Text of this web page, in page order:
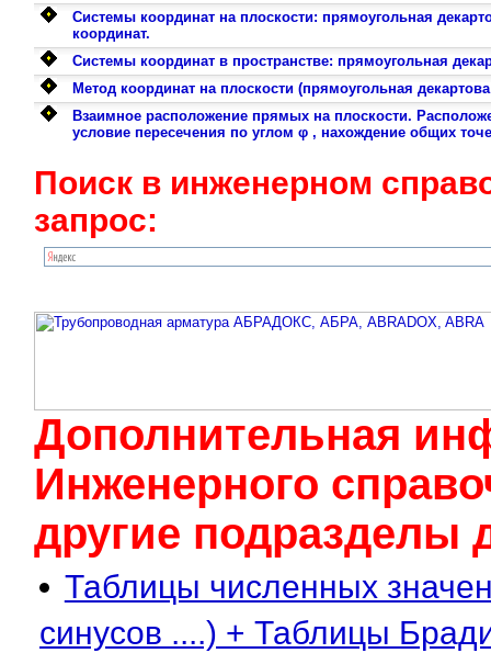
Системы координат на плоскости: прямоугольная
координат.
Системы координат в пространстве: прямоугольная
Метод координат на плоскости (прямоугольная
Взаимное расположение прямых на плоскости.
условие пересечения по углом φ , нахождение общих
Поиск в инженерном
запрос:
Дополнительная
Инженерного
другие подразделы
Таблицы численных
синусов ....) + Таблицы